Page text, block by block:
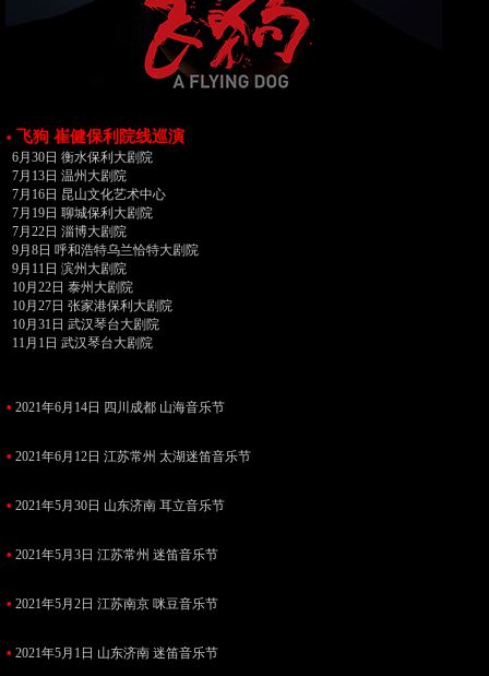
• 飞狗 崔健保利院线巡演
6月30日 衡水保利大剧院
7月13日 温州大剧院
7月16日 昆山文化艺术中心
7月19日 聊城保利大剧院
7月22日 淄博大剧院
9月8日 呼和浩特乌兰恰特大剧院
9月11日 滨州大剧院
10月22日 泰州大剧院
10月27日 张家港保利大剧院
10月31日 武汉琴台大剧院
11月1日 武汉琴台大剧院
• 2021年6月14日 四川成都 山海音乐节
• 2021年6月12日 江苏常州 太湖迷笛音乐节
• 2021年5月30日 山东济南 耳立音乐节
• 2021年5月3日 江苏常州 迷笛音乐节
• 2021年5月2日 江苏南京 咪豆音乐节
• 2021年5月1日 山东济南 迷笛音乐节